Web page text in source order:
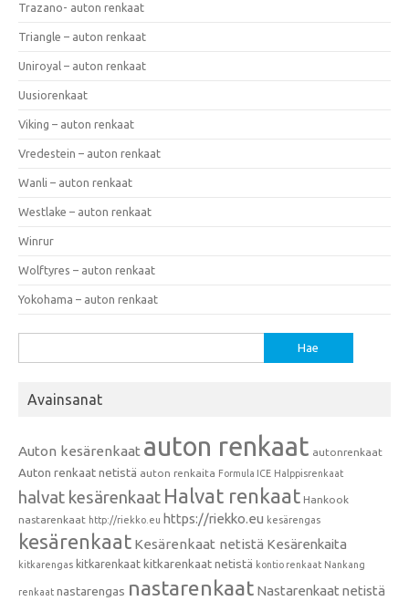
Trazano- auton renkaat
Triangle – auton renkaat
Uniroyal – auton renkaat
Uusiorenkaat
Viking – auton renkaat
Vredestein – auton renkaat
Wanli – auton renkaat
Westlake – auton renkaat
Winrur
Wolftyres – auton renkaat
Yokohama – auton renkaat
Avainsanat
Auton kesärenkaat auton renkaat autonrenkaat
Auton renkaat netistä auton renkaita Formula ICE Halppisrenkaat
halvat kesärenkaat Halvat renkaat Hankook
nastarenkaat http://riekko.eu https://riekko.eu kesärengas
kesärenkaat Kesärenkaat netistä Kesärenkaita
kitkarengas kitkarenkaat kitkarenkaat netistä kontio renkaat Nankang
renkaat nastarengas nastarenkaat Nastarenkaat netistä